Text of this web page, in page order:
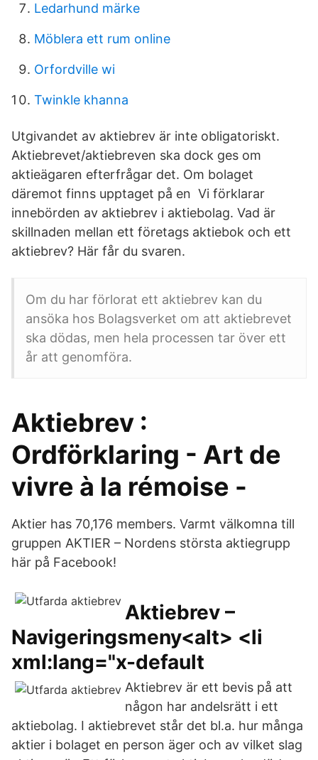
Ledarhund märke
Möblera ett rum online
Orfordville wi
Twinkle khanna
Utgivandet av aktiebrev är inte obligatoriskt.
Aktiebrevet/aktiebreven ska dock ges om
aktieägaren efterfrågar det. Om bolaget
däremot finns upptaget på en Vi förklarar
innebörden av aktiebrev i aktiebolag. Vad är
skillnaden mellan ett företags aktiebok och ett
aktiebrev? Här får du svaren.
Om du har förlorat ett aktiebrev kan du
ansöka hos Bolagsverket om att aktiebrevet
ska dödas, men hela processen tar över ett
år att genomföra.
Aktiebrev :
Ordförklaring - Art de
vivre à la rémoise -
Aktier has 70,176 members. Varmt välkomna till
gruppen AKTIER – Nordens största aktiegrupp
här på Facebook!
Aktiebrev –
Navigeringsmeny<alt> <li
xml:lang="x-default
Aktiebrev är ett bevis på att
någon har andelsrätt i ett
aktiebolag. I aktiebrevet står det bl.a. hur många
aktier i bolaget en person äger och av vilket slag